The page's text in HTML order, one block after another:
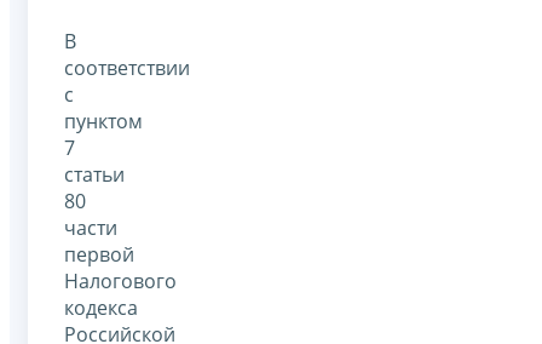
В
соответствии
с
пунктом
7
статьи
80
части
первой
Налогового
кодекса
Российской